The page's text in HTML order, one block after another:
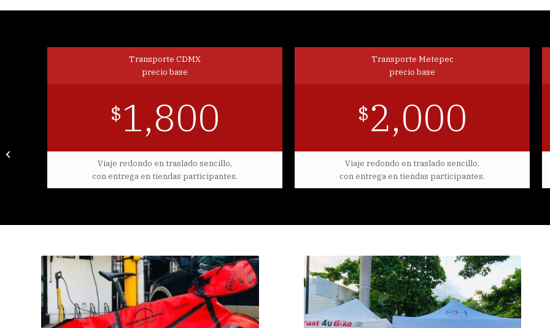
Transporte CDMX
precio base
$1,800
Viaje redondo en traslado sencillo,
con entrega en tiendas participantes.
Transporte Metepec
precio base
$2,000
Viaje redondo en traslado sencillo,
con entrega en tiendas participantes.
México 13-16/11/26